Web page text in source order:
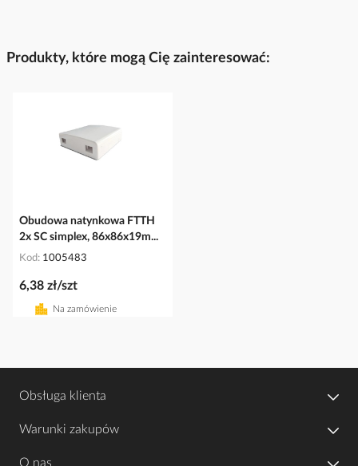
Produkty, które mogą Cię zainteresować:
Obudowa natynkowa FTTH
2x SC simplex, 86x86x19m...
Kod 1005483
6,38 zł/szt
Na zamówienie
Obsługa klienta
Warunki zakupów
O nas